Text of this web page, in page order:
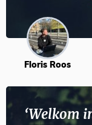
Floris Roos
‘Welkom